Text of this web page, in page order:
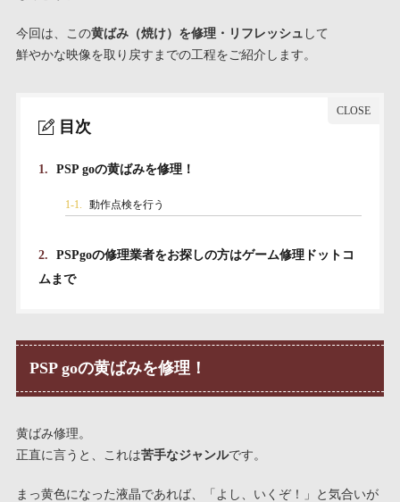
今回は、この黄ばみ（焼け）を修理・リフレッシュ して
鮮やかな映像を取り戻すまでの工程をご紹介します。
目次
1. PSP goの黄ばみを修理！
1-1. 動作点検を行う
2.
PSPgoの修理業者をお探しの方はゲーム修理ドットコ
ムまで
PSP goの黄ばみを修理！
黄ばみ修理。
正直に言うと、これは苦手なジャンルです。
まっ黄色になった液晶であれば、「よし、いくぞ！」と気合いが